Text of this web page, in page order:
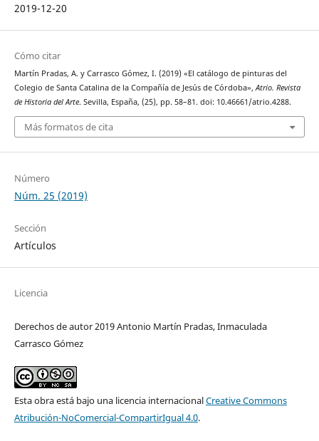
2019-12-20
Cómo citar
Martín Pradas, A. y Carrasco Gómez, I. (2019) «El catálogo de pinturas del
Colegio de Santa Catalina de la Compañía de Jesús de Córdoba»,Atrio. Revista
de Historia del Arte. Sevilla, España, (25), pp. 58–81. doi: 10.46661/atrio.4288.
Más formatos de cita
Número
Núm. 25 (2019)
Sección
Artículos
Licencia
Derechos de autor 2019 Antonio Martín Pradas, Inmaculada
Carrasco Gómez
Esta obra está bajo una licencia internacionalCreative Commons
Atribución-NoComercial-CompartirIgual 4.0.